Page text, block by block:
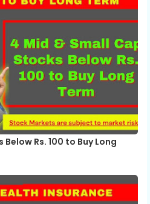
Rs. 100 to Buy Long